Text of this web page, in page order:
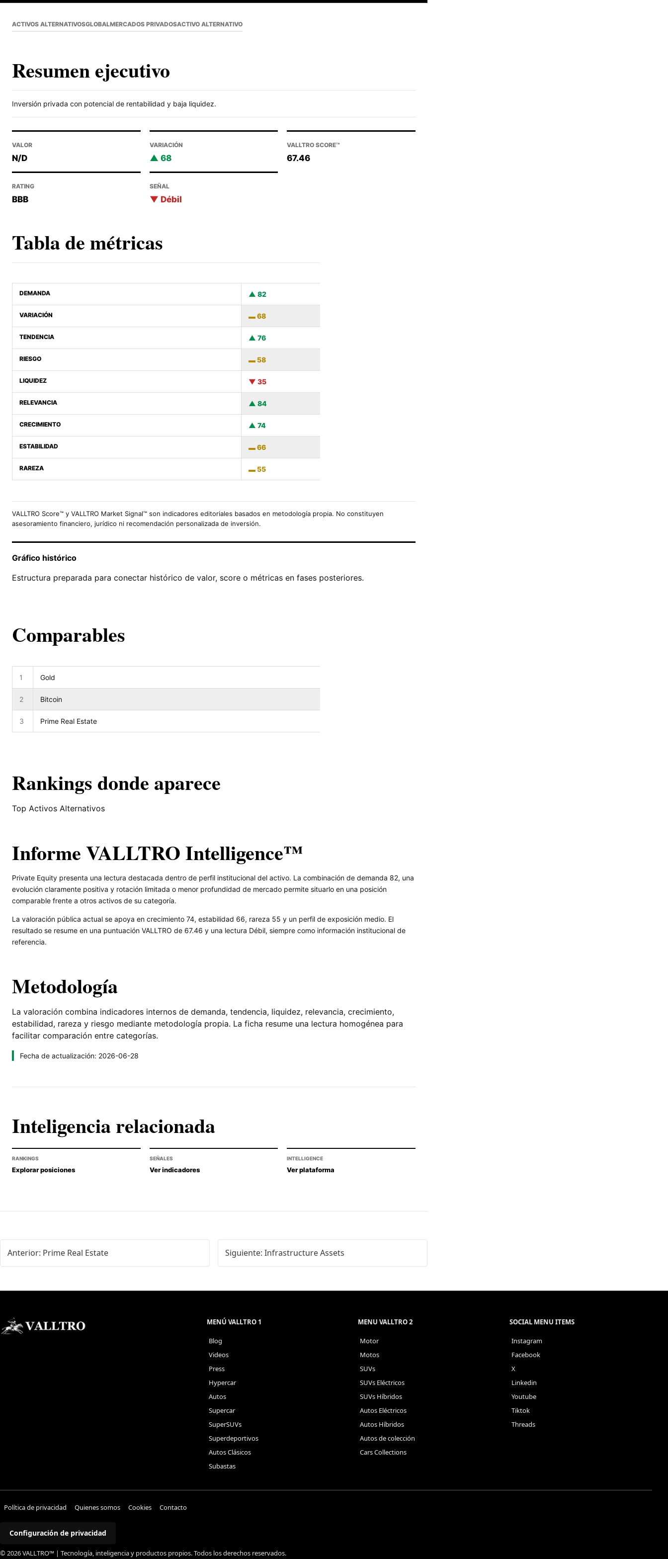
ACTIVOS ALTERNATIVOSGLOBALMERCADOS PRIVADOSACTIVO ALTERNATIVO
Resumen ejecutivo
Inversión privada con potencial de rentabilidad y baja liquidez.
VALOR
N/D
VARIACIÓN
68
VALLTRO SCORE™
67.46
RATING
BBB
SEÑAL
Débil
Tabla de métricas
DEMANDA 82
VARIACIÓN 68
TENDENCIA 76
RIESGO 58
LIQUIDEZ 35
RELEVANCIA 84
CRECIMIENTO 74
ESTABILIDAD 66
RAREZA 55
VALLTRO Score™ y VALLTRO Market Signal™ son indicadores editoriales basados en metodología propia. No constituyen
asesoramiento financiero, jurídico ni recomendación personalizada de inversión.
Gráfico histórico
Estructura preparada para conectar histórico de valor, score o métricas en fases posteriores.
Comparables
1 Gold
2 Bitcoin
3 Prime Real Estate
Rankings donde aparece
Top Activos Alternativos
Informe VALLTRO Intelligence™
Private Equity presenta una lectura destacada dentro de perfil institucional del activo. La combinación de demanda 82, una
evolución claramente positiva y rotación limitada o menor profundidad de mercado permite situarlo en una posición
comparable frente a otros activos de su categoría.
La valoración pública actual se apoya en crecimiento 74, estabilidad 66, rareza 55 y un perfil de exposición medio. El
resultado se resume en una puntuación VALLTRO de 67.46 y una lectura Débil, siempre como información institucional de
referencia.
Metodología
La valoración combina indicadores internos de demanda, tendencia, liquidez, relevancia, crecimiento,
estabilidad, rareza y riesgo mediante metodología propia. La ficha resume una lectura homogénea para
facilitar comparación entre categorías.
Fecha de actualización: 2026-06-28
Inteligencia relacionada
RANKINGS
Explorar posiciones
SEÑALES
Ver indicadores
INTELLIGENCE
Ver plataforma
Anterior: Prime Real Estate Siguiente: Infrastructure Assets
MENÚ VALLTRO 1
Blog
Videos
Press
Hypercar
Autos
Supercar
SuperSUVs
Superdeportivos
Autos Clásicos
Subastas
MENU VALLTRO 2
Motor
Motos
SUVs
SUVs Eléctricos
SUVs Híbridos
Autos Eléctricos
Autos Híbridos
Autos de colección
Cars Collections
SOCIAL MENU ITEMS
Instagram
Facebook
X
Linkedin
Youtube
Tiktok
Threads
Política de privacidad Quienes somos Cookies Contacto
Configuración de privacidad
© 2026 VALLTRO™ | Tecnología, inteligencia y productos propios. Todos los derechos reservados.